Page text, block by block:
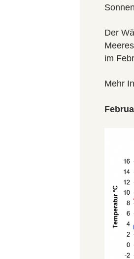
Der
im
Mehr